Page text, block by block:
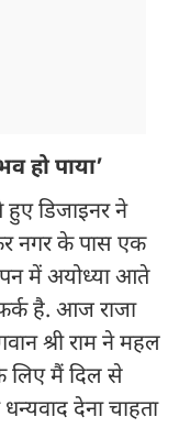
हो पाया’
डिजाइनर ने
नगर के पास एक
में अयोध्या आते
है. आज राजा
श्री राम ने महल
लिए मैं दिल से
देना चाहता